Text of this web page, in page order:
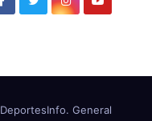
DeportesInfo. General